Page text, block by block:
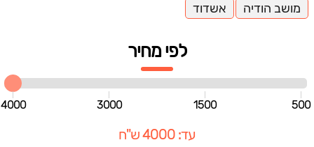
מושב הודיה אשדוד
לפי מחיר
500
1500
3000
4000
עד: 4000 ש"ח